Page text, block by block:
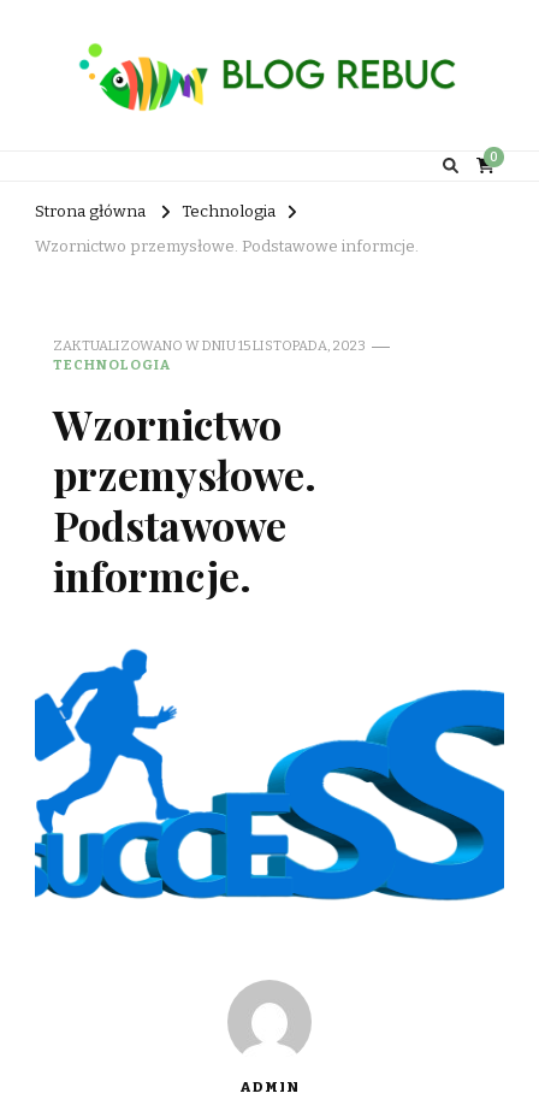
0
Strona główna
Technologia
Wzornictwo przemysłowe. Podstawowe informcje.
ZAKTUALIZOWANO W DNIU15 LISTOPADA, 2023
TECHNOLOGIA
Wzornictwo
przemysłowe.
Podstawowe
informcje.
ADMIN